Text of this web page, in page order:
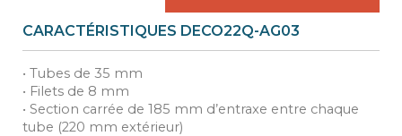
CARACTÉRISTIQUES DECO22Q-AG03
• Tubes de 35 mm
• Filets de 8 mm
• Section carrée de 185 mm d’entraxe entre chaque
tube (220 mm extérieur)